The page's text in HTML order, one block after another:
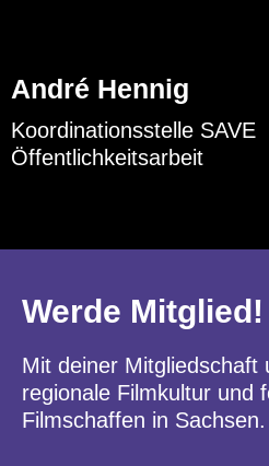
André Hennig
Koordinationsstelle SAVE
Öffentlichkeitsarbeit
Werde Mitglied!
Mit deiner Mitgliedschaft
regionale Filmkultur und
Filmschaffen in Sachsen.